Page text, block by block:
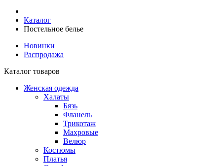
Каталог
Постельное белье
Новинки
Распродажа
Каталог товаров
Женская одежда
Халаты
Бязь
Фланель
Трикотаж
Махровые
Велюр
Костюмы
Платья